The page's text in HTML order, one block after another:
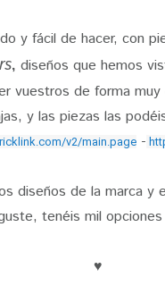
y fácil de hacer, con
, diseños que hemos
vuestros de forma
y las piezas las
v2/main.page-
diseños de la marca y
tenéis mil opciones
♥